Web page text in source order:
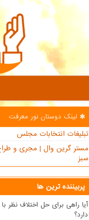
لینک دوستان نور معرفت
تبلیغات انتخابات مجلس
مستر گرین وال | مجری و
سبز
پربیننده ترین ها
آیا راهی برای حل اختلاف نظر
دارد؟